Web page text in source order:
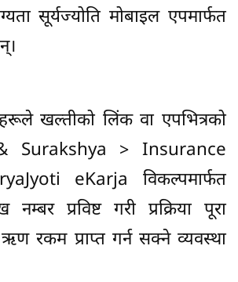
सूर्यज्योति मोबाइल एपमार्फत
खल्तीको लिंक वा एपभित्रको
Surakshya > Insurance
eKarja विकल्पमार्फत
प्रविष्ट गरी प्रक्रिया पूरा
रकम प्राप्त गर्न सक्ने व्यवस्था